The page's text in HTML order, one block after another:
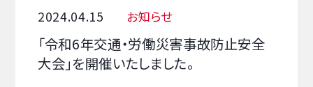
2024.04.15 お知らせ
「令和6年交通・労働災害事故防止安全
大会」を開催いたしました。